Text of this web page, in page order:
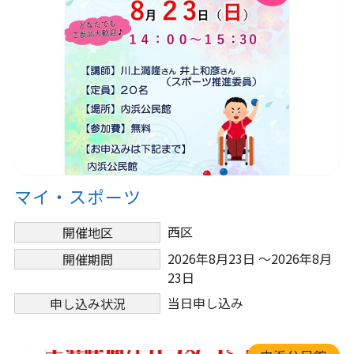
マイ・スポーツ
開催地区
西区
開催期間
2026年8月23日 ～2026年8月
23日
申し込み状況
当日申し込み